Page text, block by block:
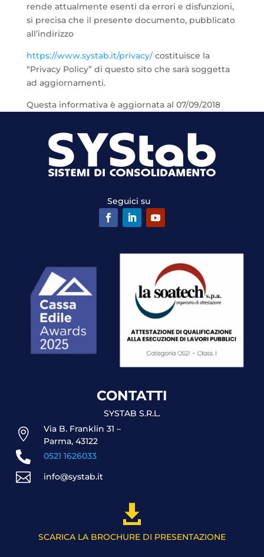
rende attualmente esenti da errori e disfunzioni,
si precisa che il presente documento, pubblicato
all’indirizzo
https://www.systab.it/privacy/costituisce la
“Privacy Policy” di questo sito che sarà soggetta
ad aggiornamenti.
Questa informativa è aggiornata al 07/09/2018
Seguici su
CONTATTI
SYSTAB S.R.L.

Via B. Franklin 31 –
Parma, 43122
 0521 1626033
 info@systab.it

SCARICA LA BROCHURE DI PRESENTAZIONE